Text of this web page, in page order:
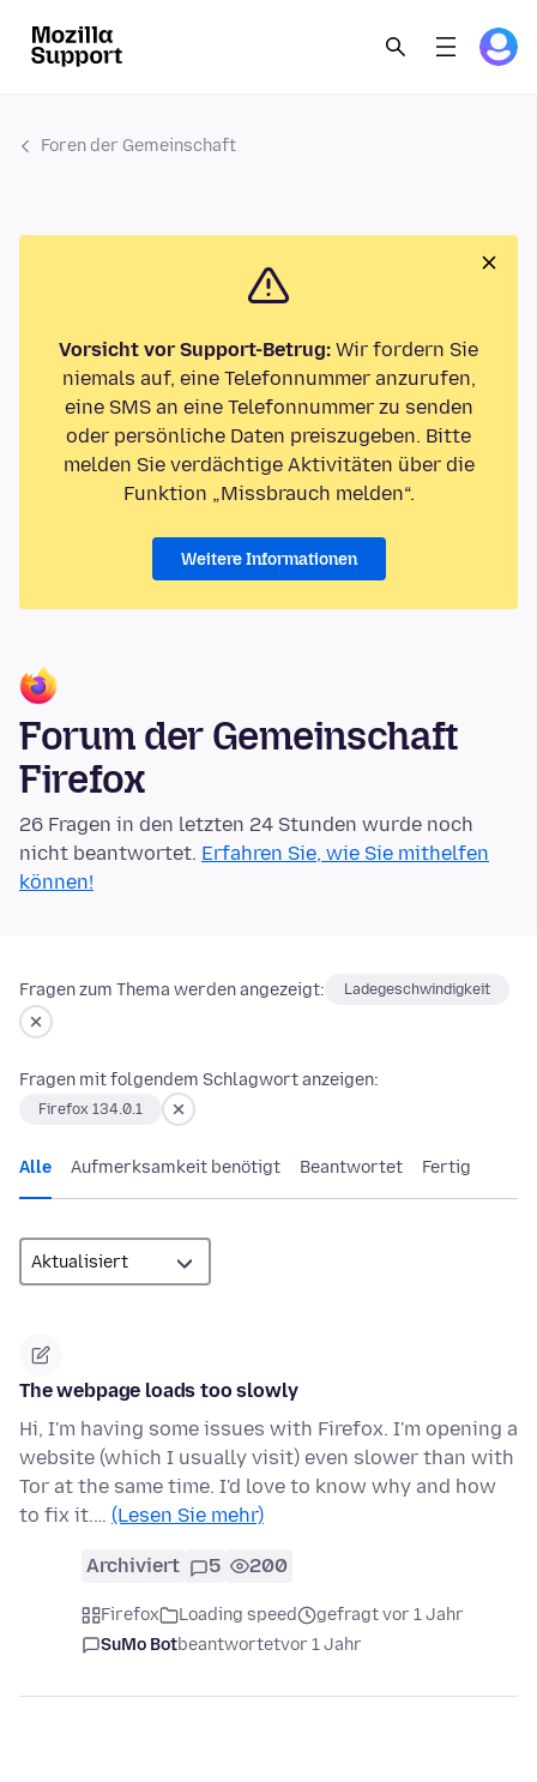
Foren der Gemeinschaft
Vorsicht vor Support-Betrug: Wir fordern Sie
niemals auf, eine Telefonnummer anzurufen,
eine SMS an eine Telefonnummer zu senden
oder persönliche Daten preiszugeben. Bitte
melden Sie verdächtige Aktivitäten über die
Funktion „Missbrauch melden“.
Weitere Informationen
Forum der Gemeinschaft
Firefox
26 Fragen in den letzten 24 Stunden wurde noch
nicht beantwortet. Erfahren Sie, wie Sie mithelfen
können!
Fragen zum Thema werden angezeigt: Ladegeschwindigkeit
Fragen mit folgendem Schlagwort anzeigen:
Firefox 134.0.1
Alle Aufmerksamkeit benötigt Beantwortet Fertig
The webpage loads too slowly
Hi, I'm having some issues with Firefox. I'm opening a
website (which I usually visit) even slower than with
Tor at the same time. I'd love to know why and how
to fix it.… (Lesen Sie mehr)
Archiviert 5 200
Firefox Loading speed
gefragt vor 1 Jahr
SuMo Botbeantwortetvor 1 Jahr